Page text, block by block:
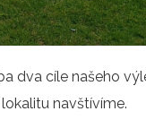
dva cíle našeho
navštívíme.